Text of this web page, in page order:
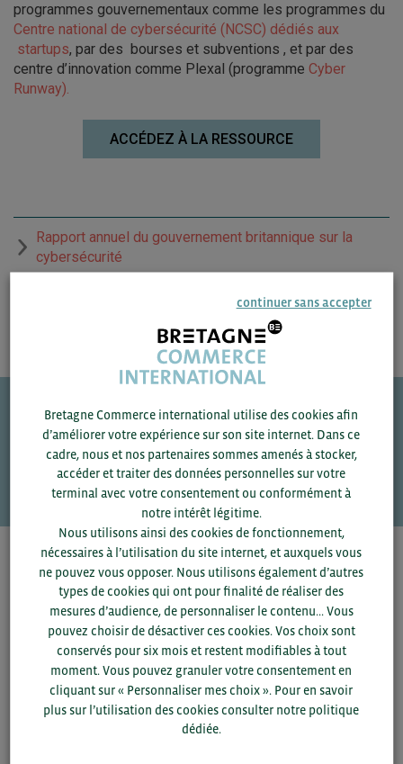
programmes gouvernementaux comme les programmes du
Centre national de cybersécurité (NCSC) dédiés aux
startups, par des bourses et subventions , et par des
centre d’innovation comme Plexal (programme Cyber ​​
Runway).
ACCÉDEZ À LA RESSOURCE
Rapport annuel du gouvernement britannique sur la
cybersécurité
Une question ?
VOS CONTACTS
Pour voir les contacts, merci de renseigner votre
département et votre secteur
ou connectez-vous.
SAUVEGARDER
continuer sans accepter
Bretagne Commerce international utilise des cookies afin
d’améliorer votre expérience sur son site internet. Dans ce
cadre, nous et nos partenaires sommes amenés à stocker,
accéder et traiter des données personnelles sur votre
terminal avec votre consentement ou conformément à
notre intérêt légitime.
Nous utilisons ainsi des cookies de fonctionnement,
nécessaires à l’utilisation du site internet, et auxquels vous
ne pouvez vous opposer. Nous utilisons également d’autres
types de cookies qui ont pour finalité de réaliser des
mesures d’audience, de personnaliser le contenu... Vous
pouvez choisir de désactiver ces cookies. Vos choix sont
conservés pour six mois et restent modifiables à tout
moment. Vous pouvez granuler votre consentement en
cliquant sur « Personnaliser mes choix ». Pour en savoir
plus sur l’utilisation des cookies consulter notre politique
dédiée.